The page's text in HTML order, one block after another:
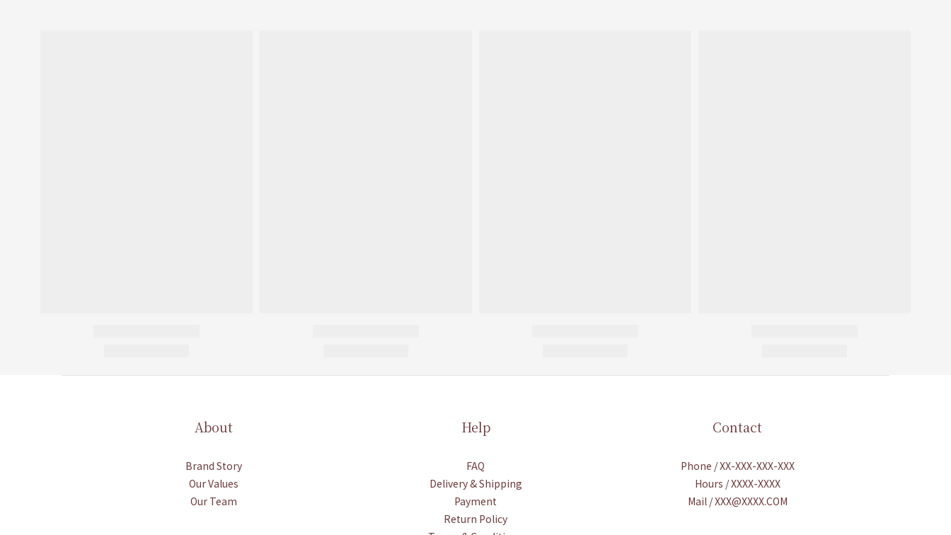
About
Brand Story
Our Values
Our Team
Help
FAQ
Delivery & Shipping
Payment
Return Policy
Contact
Phone / XX-XXX-XXX-XXX
Hours / XXXX-XXXX
Mail / XXX@XXXX.COM